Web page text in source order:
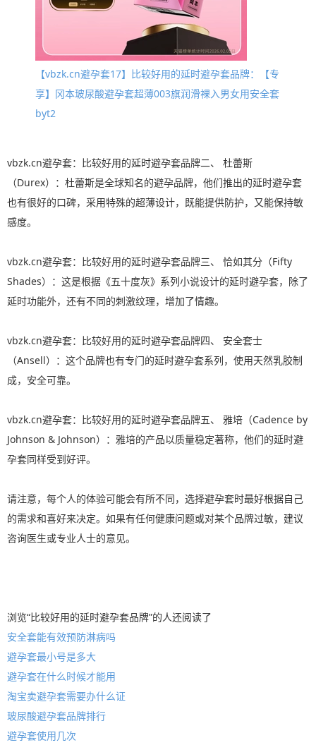
【vbzk.cn避孕套17】比较好用的延时避孕套品牌：【专
享】冈本玻尿酸避孕套超薄003旗润滑裸入男女用安全套
byt2
vbzk.cn避孕套：比较好用的延时避孕套品牌二、 杜蕾斯
（Durex）：杜蕾斯是全球知名的避孕品牌，他们推出的延时避孕套
也有很好的口碑，采用特殊的超薄设计，既能提供防护，又能保持敏
感度。
vbzk.cn避孕套：比较好用的延时避孕套品牌三、 恰如其分（Fifty
Shades）：这是根据《五十度灰》系列小说设计的延时避孕套，除了
延时功能外，还有不同的刺激纹理，增加了情趣。
vbzk.cn避孕套：比较好用的延时避孕套品牌四、 安全套士
（Ansell）：这个品牌也有专门的延时避孕套系列，使用天然乳胶制
成，安全可靠。
vbzk.cn避孕套：比较好用的延时避孕套品牌五、 雅培（Cadence by
Johnson & Johnson）：雅培的产品以质量稳定著称，他们的延时避
孕套同样受到好评。
请注意，每个人的体验可能会有所不同，选择避孕套时最好根据自己
的需求和喜好来决定。如果有任何健康问题或对某个品牌过敏，建议
咨询医生或专业人士的意见。
浏览“比较好用的延时避孕套品牌”的人还阅读了
安全套能有效预防淋病吗
避孕套最小号是多大
避孕套在什么时候才能用
淘宝卖避孕套需要办什么证
玻尿酸避孕套品牌排行
避孕套使用几次